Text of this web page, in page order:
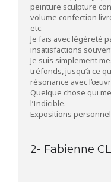
peinture sculpture
volume confection
etc.
Je fais avec légèreté
insatisfactions
Je suis simplement
tréfonds, jusqu’à ce
résonance avec
Quelque chose qui
l’Indicible.
Expositions
2- Fabienne